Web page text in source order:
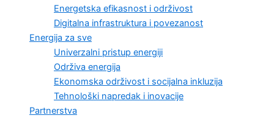
Energetska efikasnost i održivost
Digitalna infrastruktura i povezanost
Energija za sve
Univerzalni pristup energiji
Održiva energija
Ekonomska održivost i socijalna inkluzija
Tehnološki napredak i inovacije
Partnerstva